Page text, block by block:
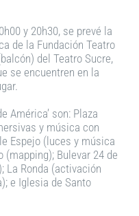
y 20h30, se prevé la
de la Fundación Teatro
del Teatro Sucre,
se encuentren en la
América’ son: Plaza
y música con
Espejo (luces y música
(mapping); Bulevar 24 de
La Ronda (activación
e Iglesia de Santo